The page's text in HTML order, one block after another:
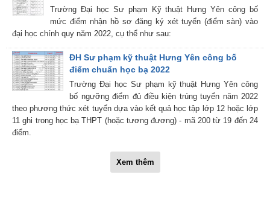
Trường Đại học Sư phạm Kỹ thuật Hưng Yên công bố
mức điểm nhận hồ sơ đăng ký xét tuyển (điểm sàn) vào
đại học chính quy năm 2022, cụ thể như sau:
ĐH Sư phạm kỹ thuật Hưng Yên công bố
điểm chuẩn học bạ 2022
Trường Đại học Sư phạm kỹ thuật Hưng Yên công
bố ngưỡng điểm đủ điều kiện trúng tuyển năm 2022
theo phương thức xét tuyển dựa vào kết quả học tập lớp 12 hoặc lớp
11 ghi trong học bạ THPT (hoặc tương đương) - mã 200 từ 19 đến 24
điểm.
Xem thêm